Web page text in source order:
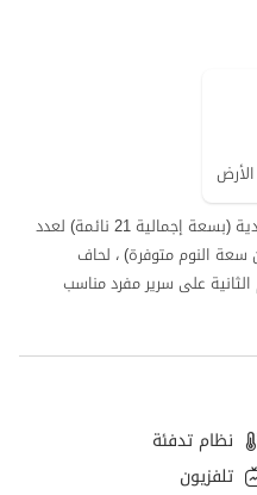
18 وسادة بأغطية بيضاء ، 15 مرتبة تقليدية (بسعة إجمالية 21 نائمة) لعدد
النوم متوفرة) ، لحاف
الثانية على سرير مفرد مناسب
نظام تدفئة
تلفزيون